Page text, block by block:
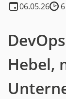
06.05.26
Hebel,